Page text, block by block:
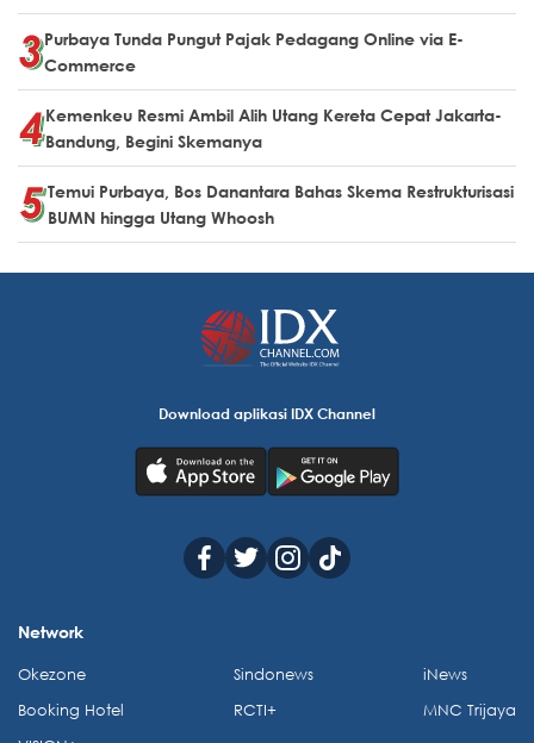
Purbaya Tunda Pungut Pajak Pedagang Online via E-
Commerce
Kemenkeu Resmi Ambil Alih Utang Kereta Cepat Jakarta-
Bandung, Begini Skemanya
Temui Purbaya, Bos Danantara Bahas Skema Restrukturisasi
BUMN hingga Utang Whoosh
Download aplikasi IDX Channel
Network
Okezone
Booking Hotel
Sindonews
RCTI+
iNews
MNC Trijaya